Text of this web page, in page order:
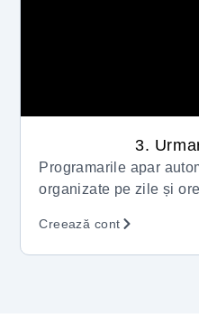
3.
Programarile apar
organizate pe zile și
Creează cont